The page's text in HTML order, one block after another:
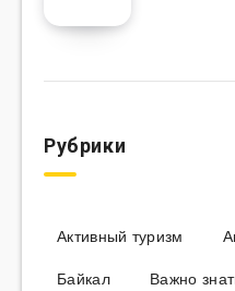
Рубрики
Активный туризм
Байкал
Важно